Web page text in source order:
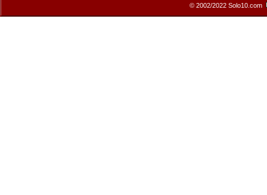
© 2002/2022 Solo10.com